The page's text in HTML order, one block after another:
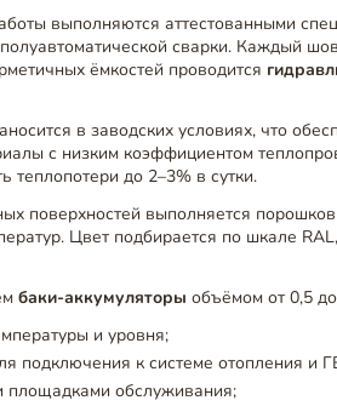
выполняются аттестованными
сварки. Каждый
ёмкостей проводится
в заводских условиях, что
с низким коэффициентом
теплопотери до 2–3% в сутки.
поверхностей выполняется
Цвет подбирается по шкале
баки-аккумуляторы объёмом от 0,5
и уровня;
подключения к системе отопления и
площадками обслуживания;